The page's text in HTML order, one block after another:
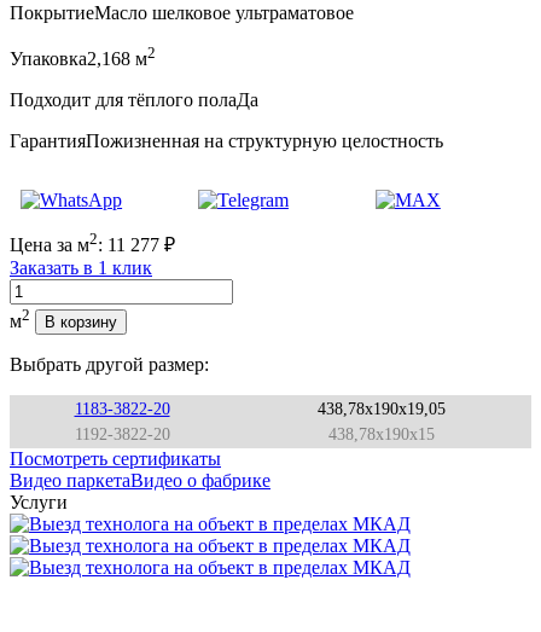
ПокрытиеМасло шелковое ультраматовое
Упаковка2,168 м2
Подходит для тёплого полаДа
ГарантияПожизненная на структурную целостность
Цена за м2: 11 277 ₽
Заказать в 1 клик
Количество
м2 В корзину
Выбрать другой размер:
1183-3822-20
438,78x190x19,05
1192-3822-20
438,78x190x15
Посмотреть сертификаты
Видео паркетаВидео о фабрике
Услуги